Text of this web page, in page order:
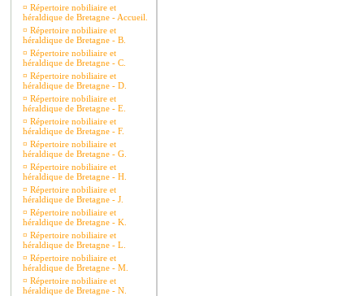
¤ Répertoire nobiliaire et
héraldique de Bretagne - Accueil.
¤ Répertoire nobiliaire et
héraldique de Bretagne - B.
¤ Répertoire nobiliaire et
héraldique de Bretagne - C.
¤ Répertoire nobiliaire et
héraldique de Bretagne - D.
¤ Répertoire nobiliaire et
héraldique de Bretagne - E.
¤ Répertoire nobiliaire et
héraldique de Bretagne - F.
¤ Répertoire nobiliaire et
héraldique de Bretagne - G.
¤ Répertoire nobiliaire et
héraldique de Bretagne - H.
¤ Répertoire nobiliaire et
héraldique de Bretagne - J.
¤ Répertoire nobiliaire et
héraldique de Bretagne - K.
¤ Répertoire nobiliaire et
héraldique de Bretagne - L.
¤ Répertoire nobiliaire et
héraldique de Bretagne - M.
¤ Répertoire nobiliaire et
héraldique de Bretagne - N.